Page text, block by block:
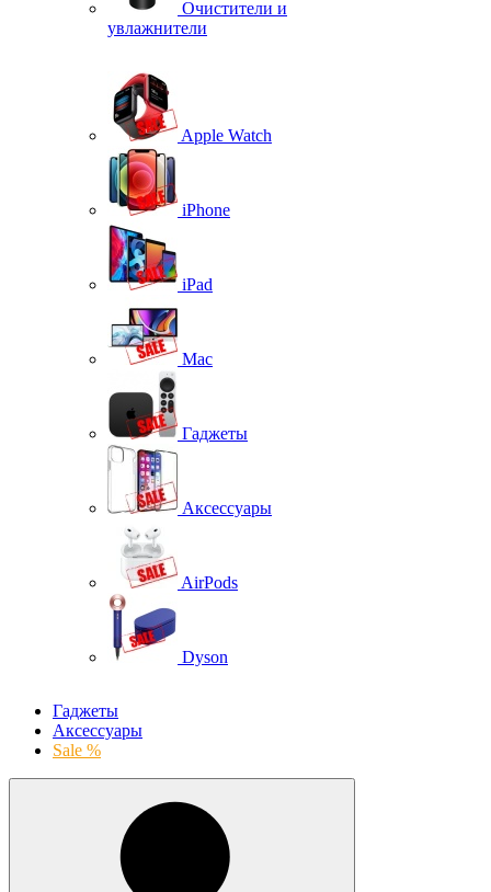
Очистители и
увлажнители
Apple Watch
iPhone
iPad
Mac
Гаджеты
Аксессуары
AirPods
Dyson
Гаджеты
Аксессуары
Sale %